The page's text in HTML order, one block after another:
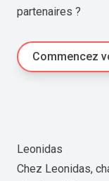
partenaires ?
Commencez
Leonidas
Chez Leonidas,